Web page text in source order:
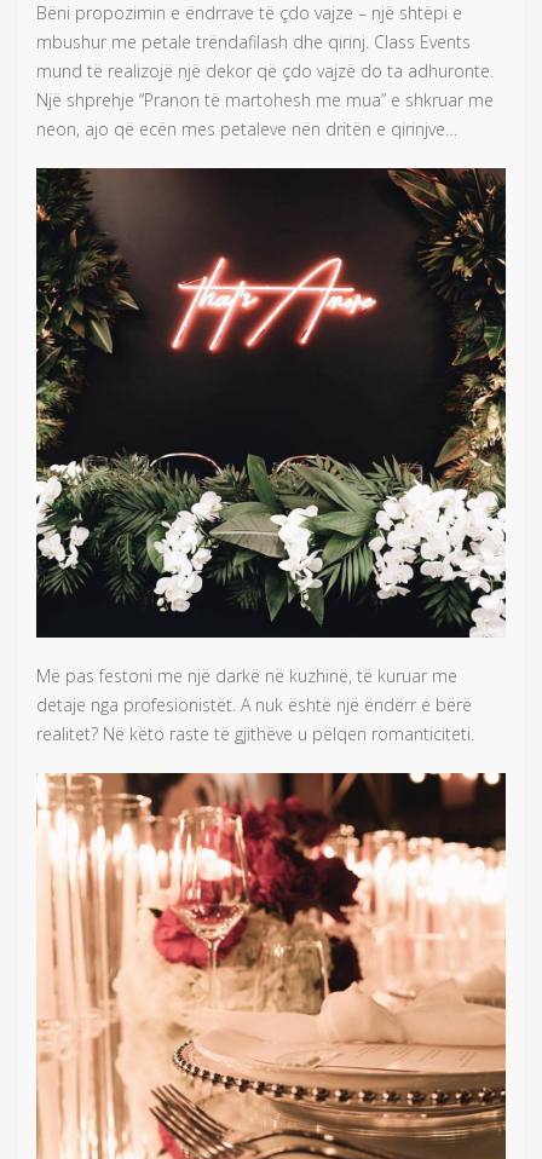
Bëni propozimin e ëndrrave të çdo vajze – një shtëpi e
mbushur me petale trëndafilash dhe qirinj. Class Events
mund të realizojë një dekor që çdo vajzë do ta adhuronte.
Një shprehje “Pranon të martohesh me mua” e shkruar me
neon, ajo që ecën mes petaleve nën dritën e qirinjve…
Më pas festoni me një darkë në kuzhinë, të kuruar me
detaje nga profesionistët. A nuk është një ëndërr e bërë
realitet? Në këto raste të gjithëve u pëlqen romanticiteti.